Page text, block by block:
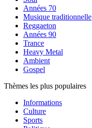
Années 70
Musique traditionnelle
Reggaeton
Années 90
Trance
Heavy Metal
Ambient
Gospel
Thèmes les plus populaires
Informations
Culture
Sports